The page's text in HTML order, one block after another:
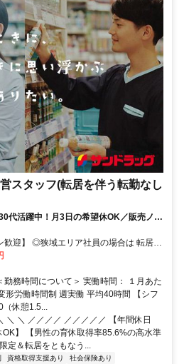
スタッフ(転居を伴う転勤なし
代活躍中！月3日の希望休OK／販売ノル
／販促企画～商品管理など店舗運営がメ
】 ◎狭域エリア社員の場合は 転居を
イカー通勤OK
勤務時間について＞ 実働時間： １月あた
形労働時間制 週実働 平均40時間 【シフ
休憩1.5...
＼ ＼ ／／／／ ／／／／／ 【年間休日
】 【男性の育休取得率85.6%の高水準
定＆転居をともなう...
資格取得支援あり
社会保険あり